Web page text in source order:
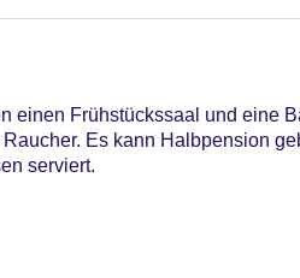
Mastercard, Visa
einen Frühstückssaal und eine
Es kann Halbpension
serviert.